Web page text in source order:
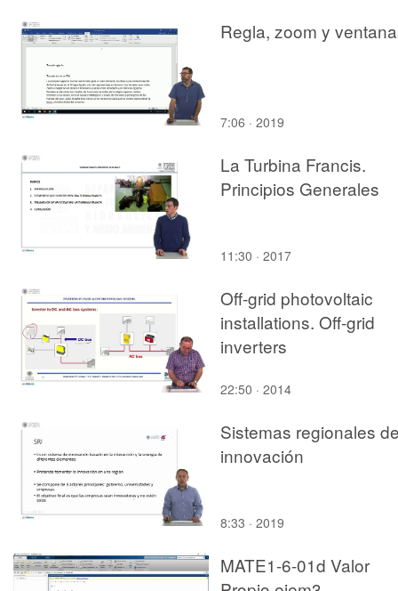
Regla, zoom y
7:06 · 2019
La Turbina Francis.
Principios Generales
11:30 · 2017
Off-grid photovoltaic
installations. Off-grid
inverters
22:50 · 2014
Sistemas regionales
innovación
8:33 · 2019
MATE1-6-01d Valor